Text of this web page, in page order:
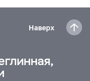
Наверх